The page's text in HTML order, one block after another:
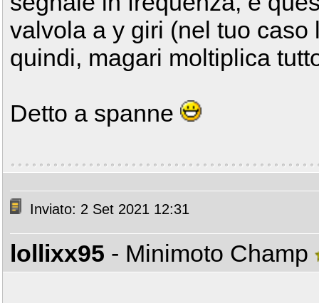
valvola a y giri (nel tuo
quindi, magari moltiplica
Detto a spanne
Inviato: 2 Set 2021 12:31
lollixx95 - Minimoto Champ